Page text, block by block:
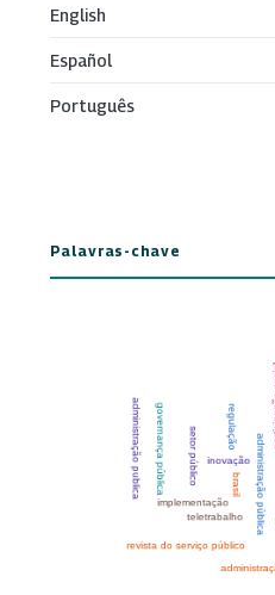
English
Español
Português
Palavras-chave